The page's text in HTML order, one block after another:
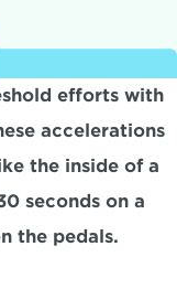
efforts with
accelerations
the inside of a
seconds on a
the pedals.